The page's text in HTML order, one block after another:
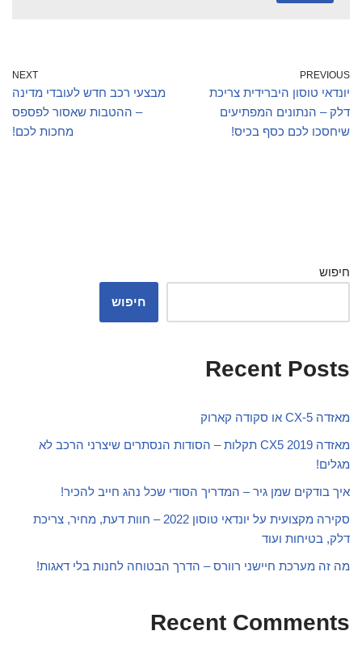
PREVIOUS
יונדאי טוסון היברידית צריכת
דלק – הנתונים המפתיעים
שיחסכו לכם כסף בכיס!
NEXT
מבצעי רכב חדש לעובדי מדינה
– ההטבות שאסור לפספס
מחכות לכם!
חיפוש
חיפוש
Recent Posts
מאזדה CX-5 או סקודה קארוק
מאזדה CX5 2019 תקלות – הסודות הנסתרים שיצרני הרכב לא
מגלים!
איך בודקים שמן גיר – המדריך הסודי שכל נהג חייב להכיר!
סקירה מקצועית על יונדאי טוסון 2022 – חוות דעת, מחיר, צריכת
דלק, בטיחות ועוד
מה זה מערכת חיישני רוורס – הדרך הבטוחה לחנות בלי דאגות!
Recent Comments